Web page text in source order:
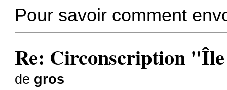
Pour savoir comment
Re: Circonscription
de gros